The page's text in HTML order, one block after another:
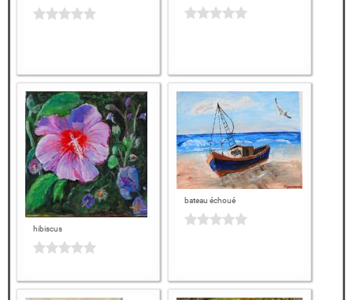
hibiscus
bateau échoué